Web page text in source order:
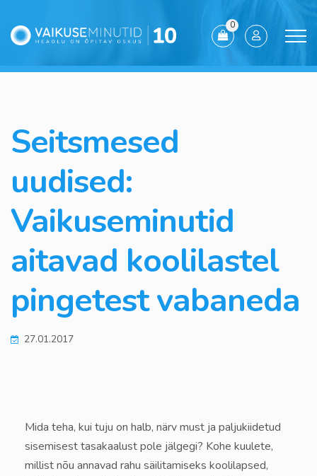
0
Seitsmesed
uudised:
Vaikuseminutid
aitavad koolilastel
pingetest vabaneda
27.01.2017
Mida teha, kui tuju on halb, närv must ja paljukiidetud
sisemisest tasakaalust pole jälgegi? Kohe kuulete,
millist nõu annavad rahu säilitamiseks koolilapsed,